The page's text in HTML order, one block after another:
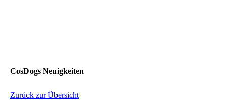
CosDogs Neuigkeiten
Zurück zur Übersicht